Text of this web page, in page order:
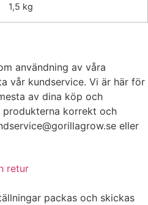
1,5 kg
användning av våra
vår kundservice. Vi är här för
av dina köp och
produkterna korrekt och
eller
retur
packas och skickas